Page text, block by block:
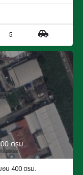
5
ตรม.
อน 400 ตรม.